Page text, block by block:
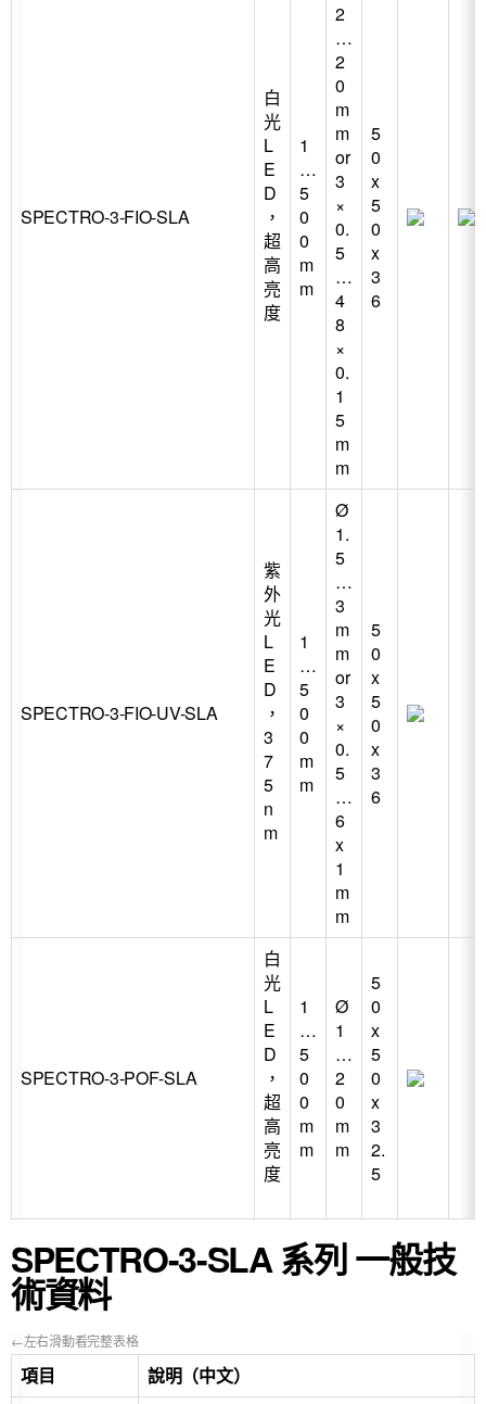
SPECTRO-3-FIO-SLA
白
光
L
E
D
，
超
高
亮
度
1
…
5
0
0
m
m
2
…
2
0
m
m
or
3
×
0.
5
…
4
8
×
0.
1
5
m
m
5
0
x
5
0
x
3
6
SPECTRO-3-FIO-UV-SLA
紫
外
光
L
E
D
，
3
7
5
n
m
1
…
5
0
0
m
m
Ø
1.
5
…
3
m
m
or
3
×
0.
5
…
6
x
1
m
m
5
0
x
5
0
x
3
6
SPECTRO-3-POF-SLA
白
光
L
E
D
，
超
高
亮
度
1
…
5
0
0
m
m
Ø
1
…
2
0
m
m
5
0
x
5
0
x
3
2.
5
SPECTRO-3-SLA 系列 一般技
術資料
項目 說明（中文）